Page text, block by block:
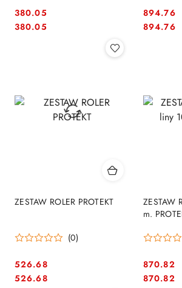
Cena:
380.05
Cena:
380.05 Cena:
894.76
Cena:
894.76
ZESTAW ROLER PROTEKT
(0)
Cena:
526.68
Cena:
526.68
ZESTAW
m.
Cena:
870.82
Cena:
870.82